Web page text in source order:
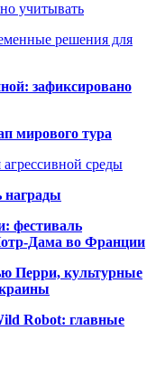
учитывать
решения для
зафиксировано
мирового тура
среды
награды
фестиваль
Дама во Франции
Перри, культурные
Robot: главные